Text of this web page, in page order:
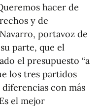
hacer de
y de
portavoz de
parte, que el
el presupuesto “a
los tres partidos
diferencias con más
el mejor